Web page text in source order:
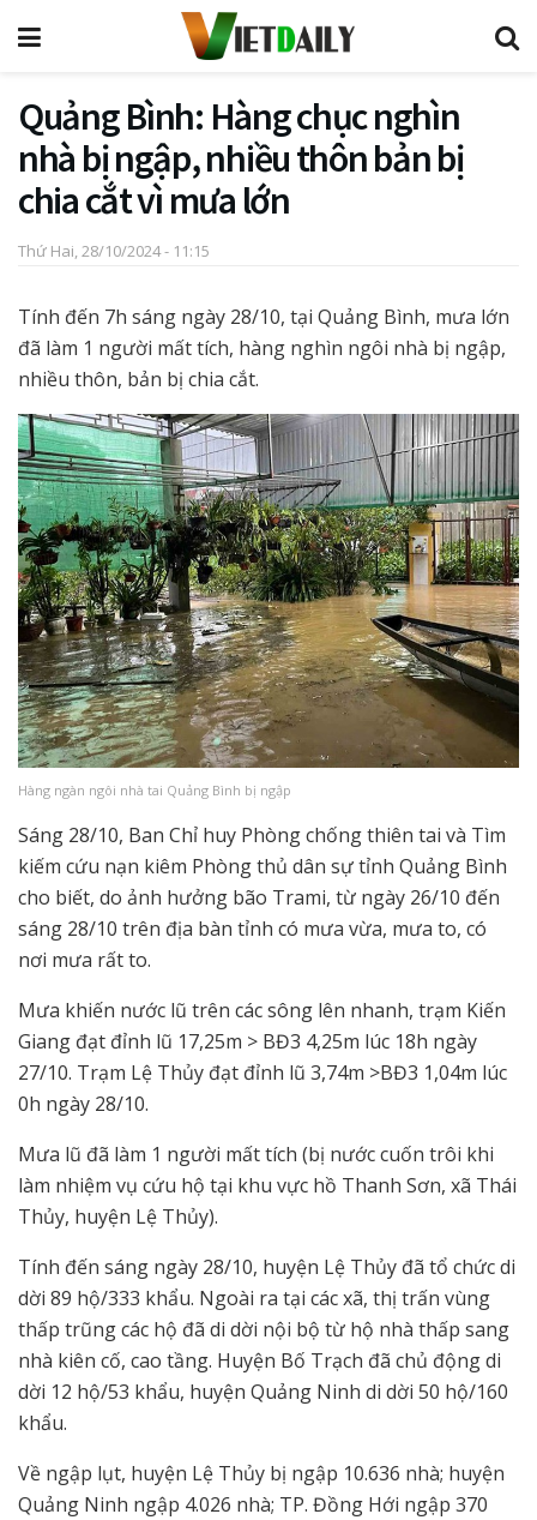
Quảng Bình: Hàng chục nghìn
nhà bị ngập, nhiều thôn bản bị
chia cắt vì mưa lớn
Thứ Hai, 28/10/2024 - 11:15
Tính đến 7h sáng ngày 28/10, tại Quảng Bình, mưa lớn
đã làm 1 người mất tích, hàng nghìn ngôi nhà bị ngập,
nhiều thôn, bản bị chia cắt.
Hàng ngàn ngôi nhà tai Quảng Bình bị ngập
Sáng 28/10, Ban Chỉ huy Phòng chống thiên tai và Tìm
kiếm cứu nạn kiêm Phòng thủ dân sự tỉnh Quảng Bình
cho biết, do ảnh hưởng bão Trami, từ ngày 26/10 đến
sáng 28/10 trên địa bàn tỉnh có mưa vừa, mưa to, có
nơi mưa rất to.
Mưa khiến nước lũ trên các sông lên nhanh, trạm Kiến
Giang đạt đỉnh lũ 17,25m > BĐ3 4,25m lúc 18h ngày
27/10. Trạm Lệ Thủy đạt đỉnh lũ 3,74m >BĐ3 1,04m lúc
0h ngày 28/10.
Mưa lũ đã làm 1 người mất tích (bị nước cuốn trôi khi
làm nhiệm vụ cứu hộ tại khu vực hồ Thanh Sơn, xã Thái
Thủy, huyện Lệ Thủy).
Tính đến sáng ngày 28/10, huyện Lệ Thủy đã tổ chức di
dời 89 hộ/333 khẩu. Ngoài ra tại các xã, thị trấn vùng
thấp trũng các hộ đã di dời nội bộ từ hộ nhà thấp sang
nhà kiên cố, cao tầng. Huyện Bố Trạch đã chủ động di
dời 12 hộ/53 khẩu, huyện Quảng Ninh di dời 50 hộ/160
khẩu.
Về ngập lụt, huyện Lệ Thủy bị ngập 10.636 nhà; huyện
Quảng Ninh ngập 4.026 nhà; TP. Đồng Hới ngập 370